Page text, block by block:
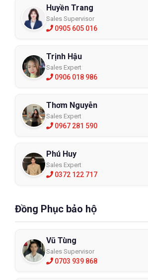
Huyền Trang
Sales Supervisor
0905 605 016
Trịnh Hậu
Sales Expert
0906 018 986
Thơm Nguyễn
Sales Expert
0967 281 590
Phú Huy
Sales Expert
0372 122 717
Đồng Phục bảo hộ
Vũ Tùng
Sales Supervisor
0703 939 868